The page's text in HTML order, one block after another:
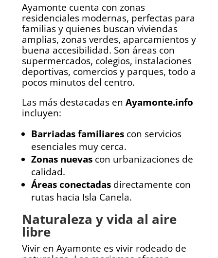
Ayamonte cuenta con zonas
residenciales modernas, perfectas para
familias y quienes buscan viviendas
amplias, zonas verdes, aparcamientos y
buena accesibilidad. Son áreas con
supermercados, colegios, instalaciones
deportivas, comercios y parques, todo a
pocos minutos del centro.
Las más destacadas en Ayamonte.info
incluyen:
Barriadas familiarescon servicios
esenciales muy cerca.
Zonas nuevascon urbanizaciones de
calidad.
Áreas conectadasdirectamente con
rutas hacia Isla Canela.
Naturaleza y vida al aire
libre
Vivir en Ayamonte es vivir rodeado de